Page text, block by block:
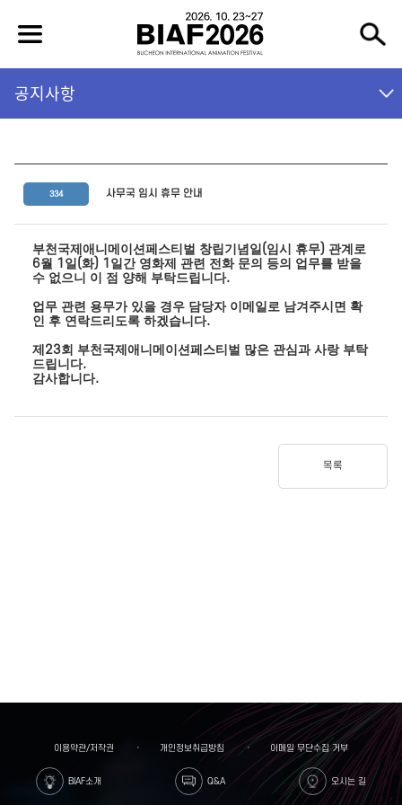
공지사항
334 사무국 임시 휴무 안내
부천국제애니메이션페스티벌 창립기념일 (임시 휴무) 관계로
6월 1 일 (화) 1 일간 영화제 관련 전화 문의 등의 업무를 받을
수 없으니 이 점 양해 부탁드립니다.
업무 관련 용무가 있을 경우 담당자 이메일로 남겨주시면 확
인 후 연락드리도록 하겠습니다.
제 23회 부천국제애니메이션페스티벌 많은 관심과 사랑 부탁
드립니다.
감사합니다.
목록
이용약관/저작권 개인정보취급방침 이메일 무단수집 거부
BIAF소개 Q&A 오시는 길